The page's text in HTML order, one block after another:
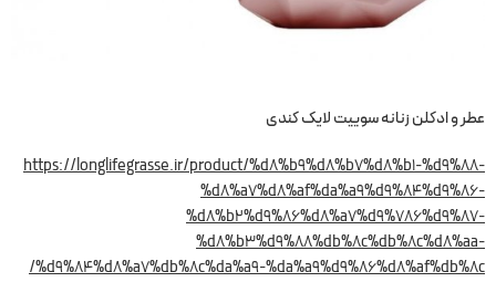
عطر و ادکلن زنانه سوییت لایک کندی
https://longlifegrasse.ir/product/%d8%b9%d8%b7%d8%b1-%d9%88-
%d8%a7%d8%af%da%a9%d9%84%d9%86-
%d8%b2%d9%86%d8%a7%d9%۷86%d9%87-
%d8%b3%d9%88%db%8c%db%8c%d8%aa-
%d9%84%d8%a7%db%8c%da%a9-%da%a9%d9%86%d8%af%db%8c/